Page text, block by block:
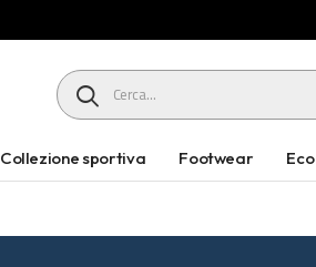
HEADER SEARCH BUTTON
Collezione sportiva Footwear Eco